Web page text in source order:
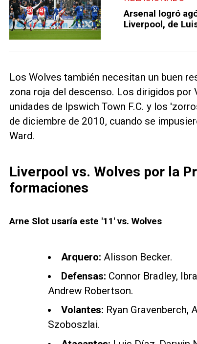
Arsenal logró
Liverpool, de
Los Wolves también necesitan un buen
zona roja del descenso. Los dirigidos
unidades de Ipswich Town F.C. y los
de diciembre de 2010, cuando se
Ward.
Liverpool vs. Wolves por la
formaciones
Arne Slot usaría este '11' vs. Wolves
Arquero: Alisson Becker.
Defensas: Connor Bradley,
Andrew Robertson.
Volantes: Ryan Gravenberch,
Szoboszlai.